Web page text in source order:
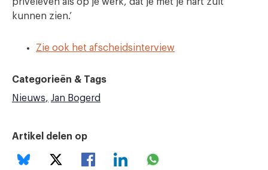
kunnen zien.’
Zie ook het afscheidsinterview
Categorieën & Tags
Nieuws
Jan Bogerd
Artikel delen op